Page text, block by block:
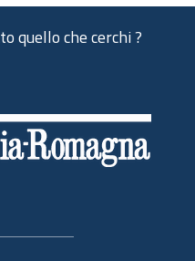
quello che cerchi ?